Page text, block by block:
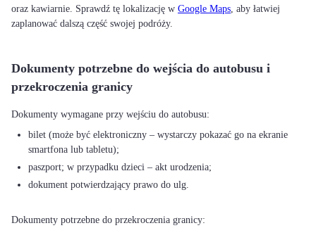
oraz kawiarnie. Sprawdź tę lokalizację w Google Maps, aby łatwiej
zaplanować dalszą część swojej podróży.
Dokumenty potrzebne do wejścia do autobusu i
przekroczenia granicy
bilet (może być elektroniczny – wystarczy pokazać go na ekranie
smartfona lub tabletu);
paszport; w przypadku dzieci – akt urodzenia;
dokument potwierdzający prawo do ulg.